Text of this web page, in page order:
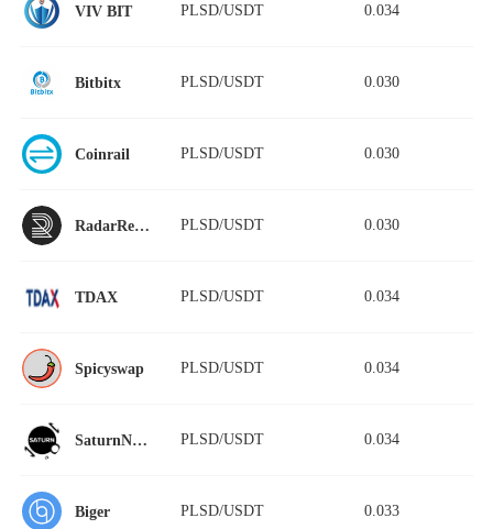
VIV BIT PLSD/USDT 0.034
Bitbitx PLSD/USDT 0.030
Coinrail PLSD/USDT 0.030
RadarRelay PLSD/USDT 0.030
TDAX PLSD/USDT 0.034
Spicyswap PLSD/USDT 0.034
SaturnNetwork PLSD/USDT 0.034
Biger PLSD/USDT 0.033